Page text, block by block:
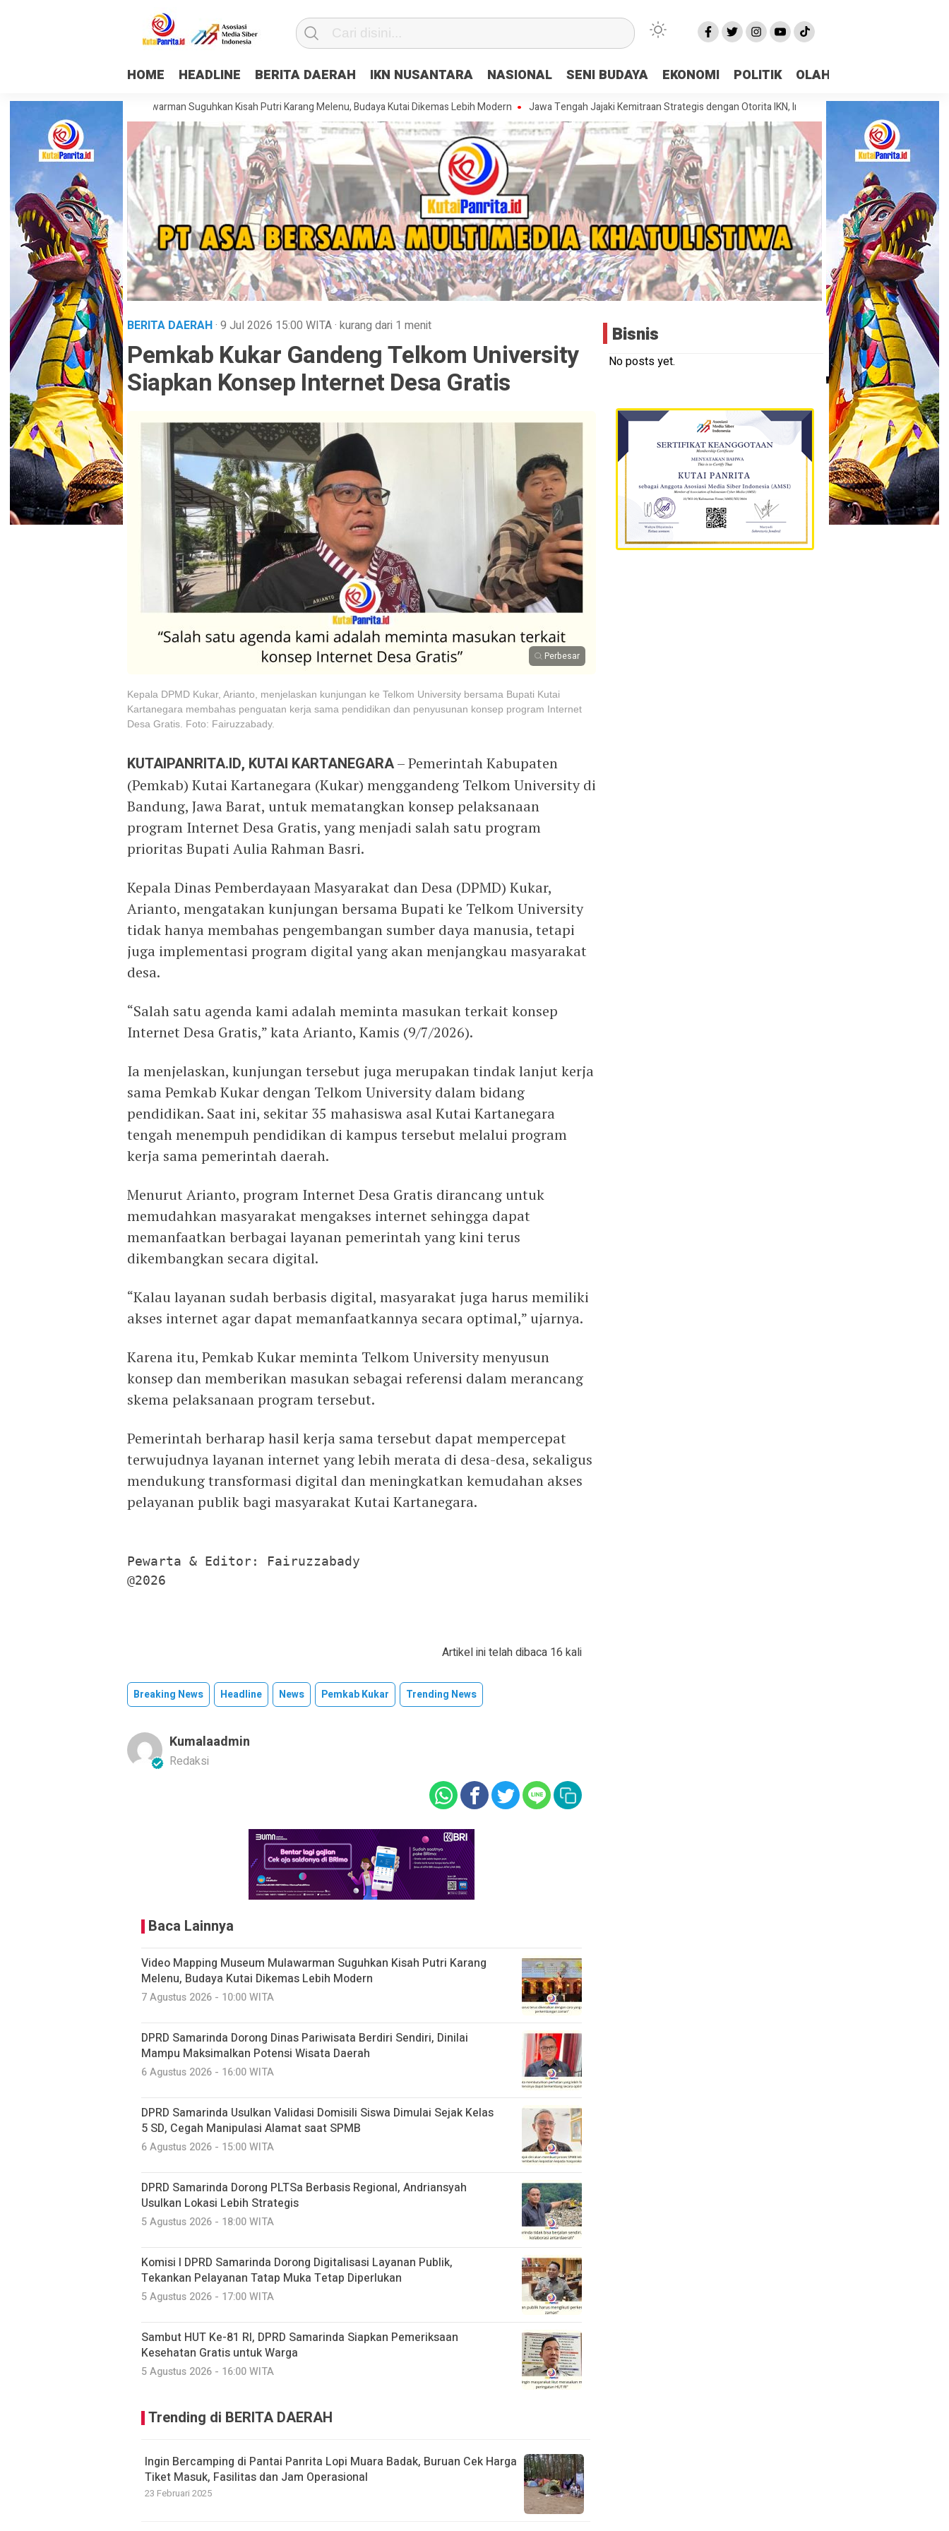
HOME HEADLINE BERITA DAERAH IKN NUSANTARA NASIONAL SENI BUDAYA EKONOMI POLITIK OLAHRAGA
Mapping Museum Mulawarman Suguhkan Kisah Putri Karang Melenu, Budaya Kutai Dikemas Lebih Modern Jawa Tengah Jajaki Kemitraan Strategis dengan Otorita IKN, Investasi dan Kolaborasi Jadi Fokus
BERITA DAERAH· 9 Jul 2026 15:00 WITA· kurang dari 1 menit
Pemkab Kukar Gandeng Telkom University
Siapkan Konsep Internet Desa Gratis
Perbesar
Kepala DPMD Kukar, Arianto, menjelaskan kunjungan ke Telkom University bersama Bupati Kutai
Kartanegara membahas penguatan kerja sama pendidikan dan penyusunan konsep program Internet
Desa Gratis. Foto: Fairuzzabady.
KUTAIPANRITA.ID, KUTAI KARTANEGARA– Pemerintah Kabupaten
(Pemkab) Kutai Kartanegara (Kukar) menggandeng Telkom University di
Bandung, Jawa Barat, untuk mematangkan konsep pelaksanaan
program Internet Desa Gratis, yang menjadi salah satu program
prioritas Bupati Aulia Rahman Basri.
Kepala Dinas Pemberdayaan Masyarakat dan Desa (DPMD) Kukar,
Arianto, mengatakan kunjungan bersama Bupati ke Telkom University
tidak hanya membahas pengembangan sumber daya manusia, tetapi
juga implementasi program digital yang akan menjangkau masyarakat
desa.
“Salah satu agenda kami adalah meminta masukan terkait konsep
Internet Desa Gratis,” kata Arianto, Kamis (9/7/2026).
Ia menjelaskan, kunjungan tersebut juga merupakan tindak lanjut kerja
sama Pemkab Kukar dengan Telkom University dalam bidang
pendidikan. Saat ini, sekitar 35 mahasiswa asal Kutai Kartanegara
tengah menempuh pendidikan di kampus tersebut melalui program
kerja sama pemerintah daerah.
Menurut Arianto, program Internet Desa Gratis dirancang untuk
memudahkan masyarakat mengakses internet sehingga dapat
memanfaatkan berbagai layanan pemerintah yang kini terus
dikembangkan secara digital.
“Kalau layanan sudah berbasis digital, masyarakat juga harus memiliki
akses internet agar dapat memanfaatkannya secara optimal,” ujarnya.
Karena itu, Pemkab Kukar meminta Telkom University menyusun
konsep dan memberikan masukan sebagai referensi dalam merancang
skema pelaksanaan program tersebut.
Pemerintah berharap hasil kerja sama tersebut dapat mempercepat
terwujudnya layanan internet yang lebih merata di desa-desa, sekaligus
mendukung transformasi digital dan meningkatkan kemudahan akses
pelayanan publik bagi masyarakat Kutai Kartanegara.
Pewarta & Editor: Fairuzzabady
@2026
Artikel ini telah dibaca 16 kali
Breaking News Headline News Pemkab Kukar Trending News
Kumalaadmin
Redaksi
Baca Lainnya
Video Mapping Museum Mulawarman Suguhkan Kisah Putri Karang
Melenu, Budaya Kutai Dikemas Lebih Modern
7 Agustus 2026 - 10:00 WITA
DPRD Samarinda Dorong Dinas Pariwisata Berdiri Sendiri, Dinilai
Mampu Maksimalkan Potensi Wisata Daerah
6 Agustus 2026 - 16:00 WITA
DPRD Samarinda Usulkan Validasi Domisili Siswa Dimulai Sejak Kelas
5 SD, Cegah Manipulasi Alamat saat SPMB
6 Agustus 2026 - 15:00 WITA
DPRD Samarinda Dorong PLTSa Berbasis Regional, Andriansyah
Usulkan Lokasi Lebih Strategis
5 Agustus 2026 - 18:00 WITA
Komisi I DPRD Samarinda Dorong Digitalisasi Layanan Publik,
Tekankan Pelayanan Tatap Muka Tetap Diperlukan
5 Agustus 2026 - 17:00 WITA
Sambut HUT Ke-81 RI, DPRD Samarinda Siapkan Pemeriksaan
Kesehatan Gratis untuk Warga
5 Agustus 2026 - 16:00 WITA
Trending di BERITA DAERAH
Ingin Bercamping di Pantai Panrita Lopi Muara Badak, Buruan Cek Harga
Tiket Masuk, Fasilitas dan Jam Operasional
23 Februari 2025
Bisnis
No posts yet.